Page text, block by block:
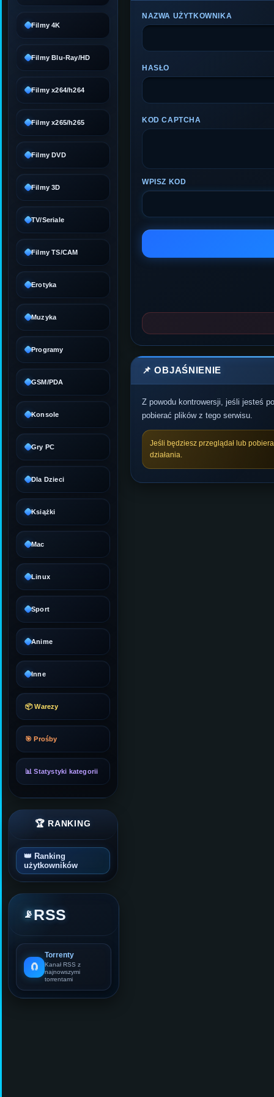
Filmy 4K
Filmy Blu-Ray/HD
Filmy x264/h264
Filmy x265/h265
Filmy DVD
Filmy 3D
TV/Seriale
Filmy TS/CAM
Erotyka
Muzyka
Programy
GSM/PDA
Konsole
Gry PC
Dla Dzieci
Książki
Mac
Linux
Sport
Anime
Inne
📦 Warezy
🎯 Prośby
📊 Statystyki kategorii
🏆 RANKING
👑 Ranking
użytkowników
📡RSS
🧲
Torrenty
Kanał RSS z
najnowszymi
torrentami
NAZWA UŻYTKOWNIKA
HASŁO
KOD CAPTCHA
WPISZ KOD
📌 OBJAŚNIENIE
Z powodu kontrowersji, jeśli jesteś
pobierać plików z tego serwisu.
Jeśli będziesz przeglądał lub
działania.